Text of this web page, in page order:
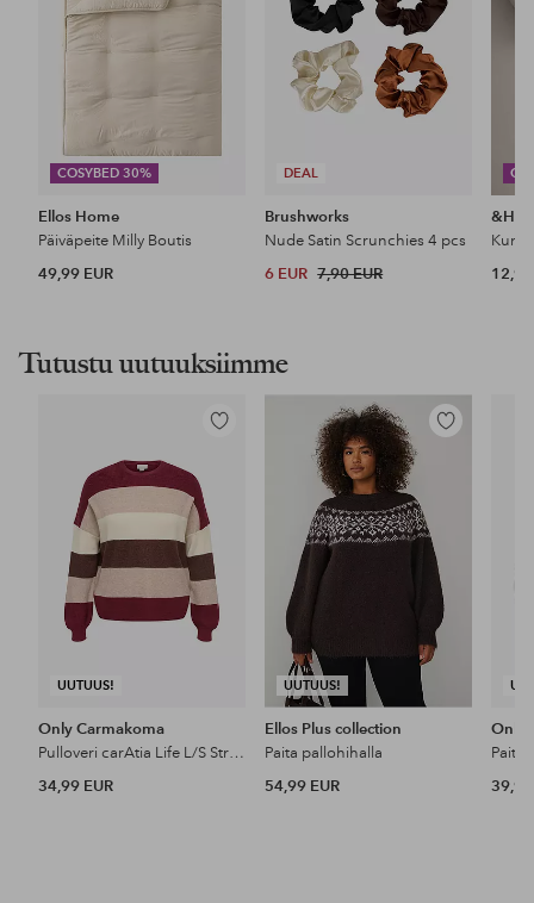
COSYBED 30%
Ellos Home
Päiväpeite Milly Boutis
49,99 EUR
DEAL
Brushworks
Nude Satin Scrunchies 4 pcs
6 EUR 7,90 EUR 12,99
Tutustu uutuuksiimme
UUTUUS!
Lisää
Only Carmakoma
Pulloveri carAtia Life L/S Stripe Pullov Knt
34,99 EUR
UUTUUS!
Lisää
Ellos Plus collection
Paita pallohihalla
54,99 EUR
Only
39,99